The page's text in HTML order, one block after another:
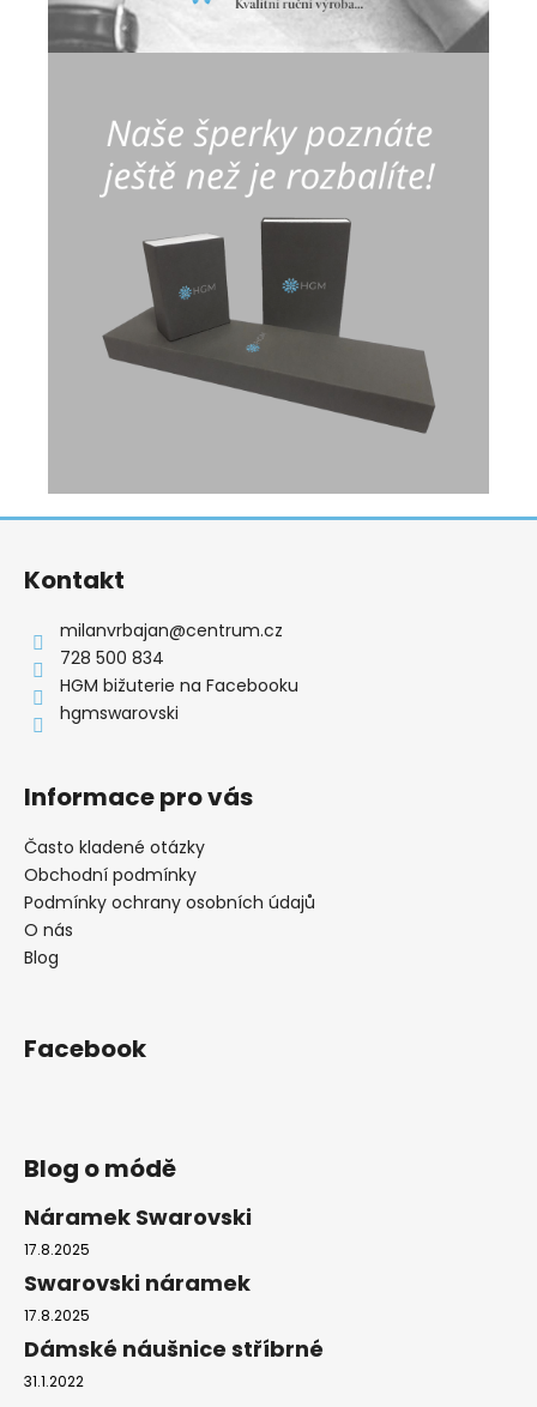
Z
Kontakt
milanvrbajan@centrum.cz
728 500 834
HGM bižuterie na Facebooku
hgmswarovski
Informace pro vás
Často kladené otázky
Obchodní podmínky
Podmínky ochrany osobních údajů
O nás
Blog
Facebook
Blog o módě
Náramek Swarovski
17.8.2025
Swarovski náramek
17.8.2025
Dámské náušnice stříbrné
31.1.2022